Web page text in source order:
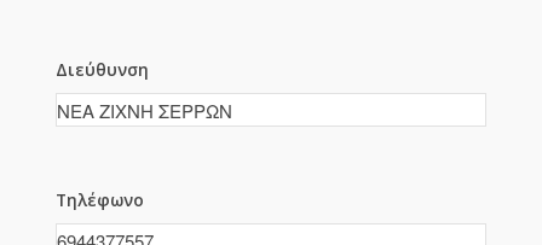
Διεύθυνση
Τηλέφωνο